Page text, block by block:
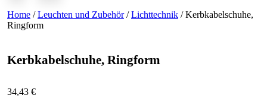
Home /Leuchten und Zubehör/Lichttechnik / Kerbkabelschuhe,
Ringform
Kerbkabelschuhe, Ringform
34,43 €